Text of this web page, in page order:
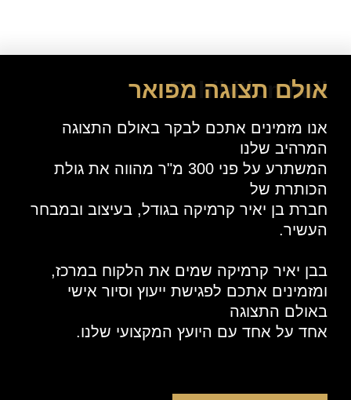
Exhibition hall
אולם תצוגה מפואר
אנו מזמינים אתכם לבקר באולם התצוגה
המרהיב שלנו
המשתרע על פני 300 מ"ר מהווה את גולת
הכותרת של
חברת בן יאיר קרמיקה בגודל, בעיצוב ובמבחר
העשיר.
בבן יאיר קרמיקה שמים את הלקוח במרכז,
ומזמינים אתכם לפגישת ייעוץ וסיור אישי
באולם התצוגה
אחד על אחד עם היועץ המקצועי שלנו.